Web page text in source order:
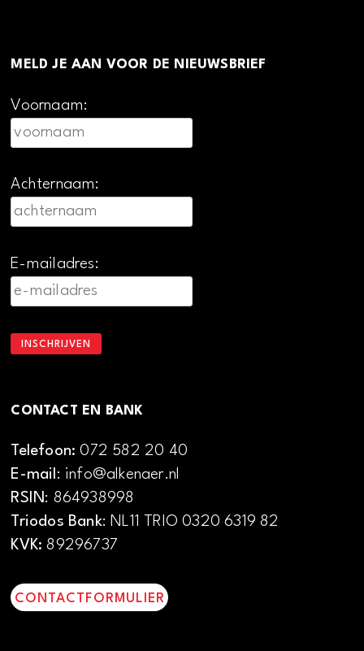
MELD JE AAN VOOR DE NIEUWSBRIEF
Voornaam:
Achternaam:
E-mailadres:
CONTACT EN BANK
Telefoon:072 582 20 40
E-mail: info@alkenaer.nl
RSIN: 864938998
Triodos Bank: NL11 TRIO 0320 6319 82
KVK: 89296737
CONTACTFORMULIER